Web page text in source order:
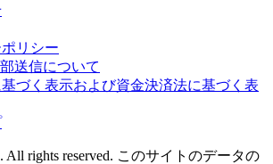
リシー
送信について
づく表示および資金決済法に基づく表
rights reserved. このサイトのデータの